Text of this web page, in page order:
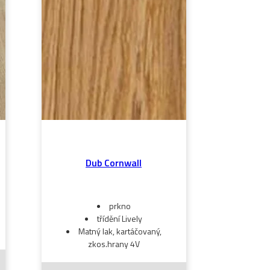
Dub Cornwall
prkno
třídění Lively
Matný lak, kartáčovaný,
zkos.hrany 4V